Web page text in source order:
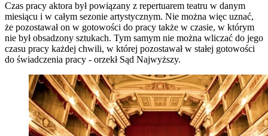
Czas pracy aktora był powiązany z repertuarem teatru w danym
miesiącu i w całym sezonie artystycznym. Nie można więc uznać,
że pozostawał on w gotowości do pracy także w czasie, w którym
nie był obsadzony sztukach. Tym samym nie można wliczać do jego
czasu pracy każdej chwili, w której pozostawał w stałej gotowości
do świadczenia pracy - orzekł Sąd Najwyższy.